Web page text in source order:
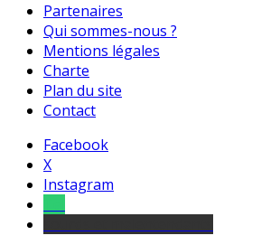
Partenaires
Qui sommes-nous ?
Mentions légales
Charte
Plan du site
Contact
Facebook
X
Instagram